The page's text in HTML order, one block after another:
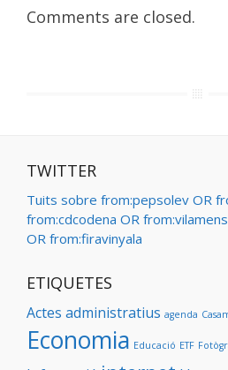
Comments are closed.
TWITTER
Tuits sobre from:pepsolev OR
from:cdcodena OR
OR from:firavinyala
ETIQUETES
Actes administratius agenda
Economia Educació ETF